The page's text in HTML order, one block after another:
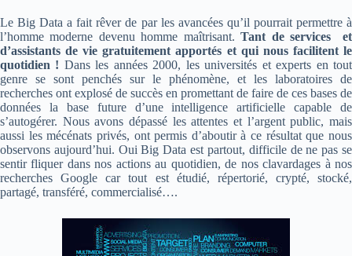
Le Big Data a fait rêver de par les avancées qu’il pourrait permettre à
l’homme moderne devenu homme maîtrisant. Tant de services et
d’assistants de vie gratuitement apportés et qui nous facilitent le
quotidien ! Dans les années 2000, les universités et experts en tout
genre se sont penchés sur le phénomène, et les laboratoires de
recherches ont explosé de succès en promettant de faire de ces bases de
données la base future d’une intelligence artificielle capable de
s’autogérer. Nous avons dépassé les attentes et l’argent public, mais
aussi les mécénats privés, ont permis d’aboutir à ce résultat que nous
observons aujourd’hui. Oui Big Data est partout, difficile de ne pas se
sentir fliquer dans nos actions au quotidien, de nos clavardages à nos
recherches Google car tout est étudié, répertorié, crypté, stocké,
partagé, transféré, commercialisé….